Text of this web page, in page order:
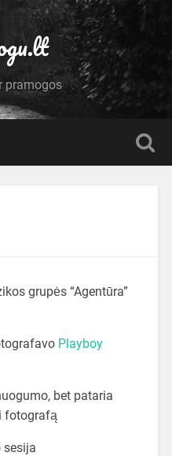
pramogos
grupės “Agentūra”
Playboy
bet pataria
fotografą
sesija